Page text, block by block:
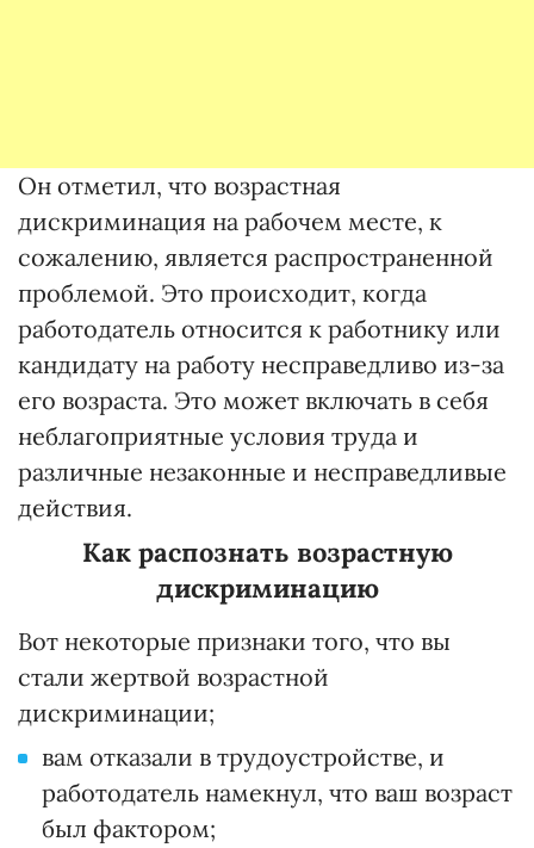
Он отметил, что возрастная
дискриминация на рабочем месте, к
сожалению, является распространенной
проблемой. Это происходит, когда
работодатель относится к работнику или
кандидату на работу несправедливо из-за
его возраста. Это может включать в себя
неблагоприятные условия труда и
различные незаконные и несправедливые
действия.
Как распознать возрастную
дискриминацию
Вот некоторые признаки того, что вы
стали жертвой возрастной
дискриминации;
вам отказали в трудоустройстве, и
работодатель намекнул, что ваш возраст
был фактором;